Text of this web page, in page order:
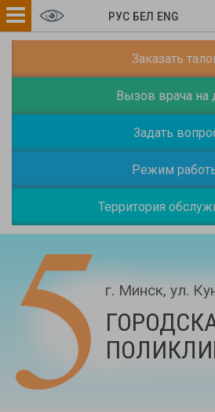
Заказать
Вызов врача на
Задать
Режим
Территория
РУС БЕЛ ENG
г. Минск, ул.